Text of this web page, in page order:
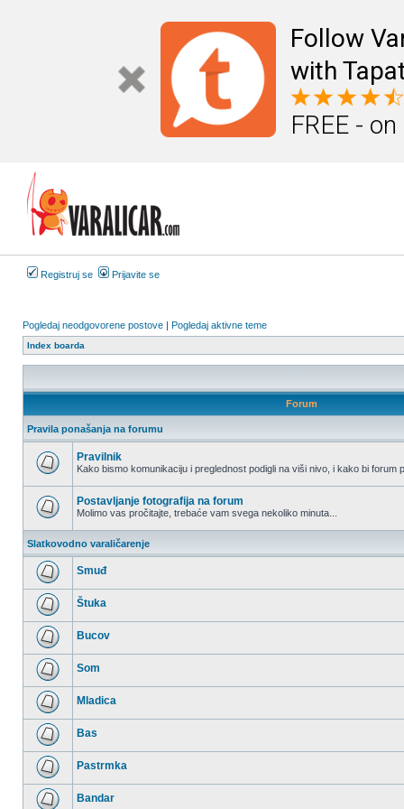
Follow
with
FREE -
Registruj se Prijavite se
Pogledaj neodgovorene postove | Pogledaj aktivne teme
Index boarda
Forum
Pravila ponašanja na forumu
nepročitanih
postova
Pravilnik
Kako bismo komunikaciju i preglednost podigli na viši nivo, i kako bi forum
nepročitanih
postova
Postavljanje fotografija na forum
Molimo vas pročitajte, trebaće vam svega nekoliko minuta...
Slatkovodno varaličarenje
Nema
nepročitanih
postova
Smuđ
Nema
nepročitanih
postova
Štuka
Nema
nepročitanih
postova
Bucov
Nema
nepročitanih
postova
Som
Nema
nepročitanih
postova
Mladica
Nema
nepročitanih
postova
Bas
Nema
nepročitanih
postova
Pastrmka
Bandar